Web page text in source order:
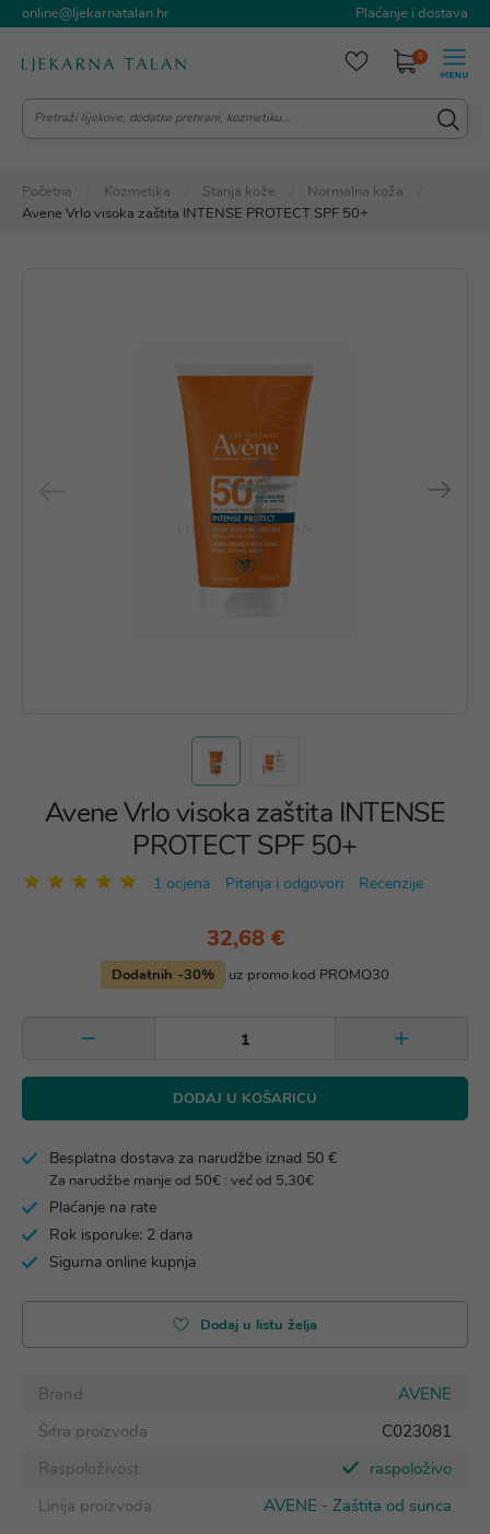
online@ljekarnatalan.hr Plaćanje i dostava
0
Početna Kozmetika Stanja kože
Normalna koža
Avene Vrlo visoka zaštita INTENSE PROTECT SPF 50+
Avene Vrlo visoka zaštita INTENSE
PROTECT SPF 50+
1 ocjena Pitanja i odgovori Recenzije
32,68 €
Dodatnih -30% uz promo kod PROMO30
DODAJ U KOŠARICU
Besplatna dostava za narudžbe iznad 50 €
Za narudžbe manje od 50€ : već od 5,30€
Plaćanje na rate
Rok isporuke: 2 dana
Sigurna online kupnja
Dodaj u listu želja
Brand
AVENE
Šifra proizvoda
C023081
Raspoloživost
raspoloživo
Linija proizvoda
AVENE - Zaštita od sunca